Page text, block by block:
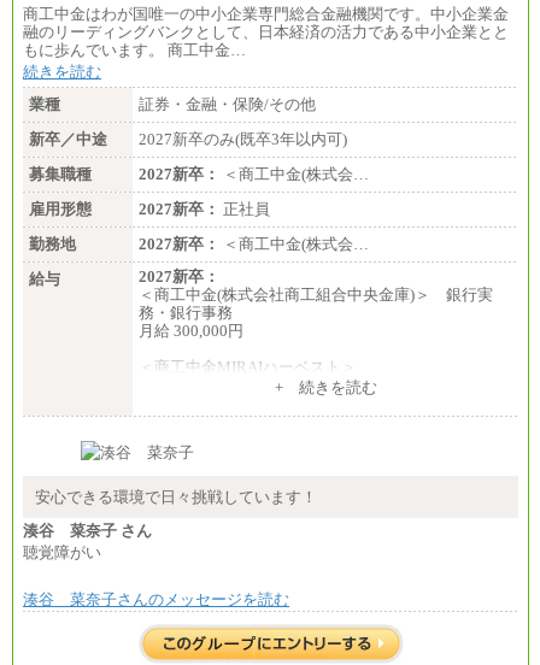
〈東京・神奈川〉219,000 円
〈大阪・兵庫〉209,000 円
〈愛知〉194,500 円 〈福岡〉1
・専門・短大卒／月給185,000 円～210,000 円 ※勤務
地により異なる。
〈東京・神奈川〉210,000 円
〈大阪・兵庫〉200,000 円
〈愛知〉194,500 円 〈福
岡〉185,000円
※基本給のみ（地域手当なし）
※試用期間中も給与変更なし
中途：
【阪急交通社】
◆正社員/総合職
月給250,000円～(※1)、247,000円～(※2)、242,000円
～(※3)、239,000円～(※4)、237,000円～（※5）
・月給は一律地域手当を含んだ金額を表示
（※1…36,000円、※2…33,000円、※3…28,000円、
※4…25,000円、※5…23,000円）
◆正社員/基幹職
〈東京・神奈川〉月給219,000 円～ 〈大阪・兵庫〉
〈愛知〉月給194,500 円～ 〈福岡〉月給185,000 円～
・試用期間中も給与変更なし
月給187,500円～(※1)、184,000円～(※2)、180,500円
～(※3)、170,500～(※4)、168,000円～（※5）
※1…東京都、埼玉県、千葉県、神奈川県
商工中金はわが国唯一の中小企業専門総合金融機関です。中小企業金
融のリーディングバンクとして、日本経済の活力である中小企業とと
もに歩んでいます。 商工中金…
続きを読む
業種
証券・金融・保険/その他
新卒／中途
2027新卒のみ(既卒3年以内可)
募集職種
2027新卒：
＜商工中金(株式会…
雇用形態
2027新卒： 正社員
勤務地
2027新卒：
＜商工中金(株式会…
給与
2027新卒：
＜商工中金(株式会社商工組合中央金庫)＞ 銀行実
務・銀行事務
月給 300,000円
＜商工中金MIRAIハーベスト＞
+ 続きを読む
安心できる環境で日々挑戦しています！
湊谷 菜奈子 さん
聴覚障がい
湊谷 菜奈子さんのメッセージを読む